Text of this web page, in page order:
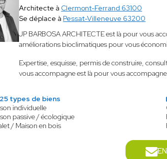
Architecte à Clermont-Ferrand 63100
Se déplace à Pessat-Villeneuve 63200
JP BARBOSA ARCHITECTE est là pour vous
améliorations bioclimatiques pour vous
Expertise, esquisse, permis de construire,
vous accompagne est là pour vous
25 types de biens
individuelle
passive / écologique
/ Maison en bois